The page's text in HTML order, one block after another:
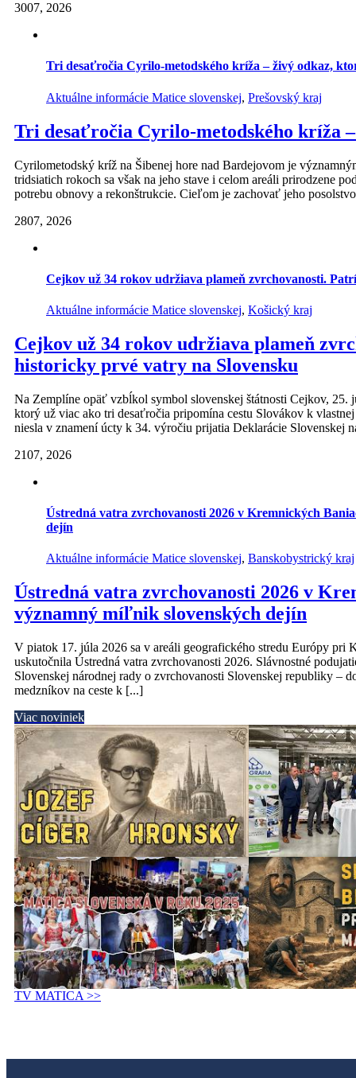
3007, 2026
Tri desaťročia Cyrilo-metodského kríža – živý odkaz,
Aktuálne informácie Matice slovenskej, Prešovský kraj
Tri desaťročia Cyrilo-metodského kríža
Cyrilometodský kríž na Šibenej hore nad Bardejovom je
tridsiatich rokoch sa však na jeho stave i celom areáli prirodzene
potrebu obnovy a rekonštrukcie. Cieľom je zachovať jeho
2807, 2026
Cejkov už 34 rokov udržiava plameň zvrchovanosti.
Aktuálne informácie Matice slovenskej, Košický kraj
Cejkov už 34 rokov udržiava plameň
historicky prvé vatry na Slovensku
Na Zemplíne opäť vzbĺkol symbol slovenskej štátnosti Cejkov,
ktorý už viac ako tri desaťročia pripomína cestu Slovákov k
niesla v znamení úcty k 34. výročiu prijatia Deklarácie Slovenskej
2107, 2026
Ústredná vatra zvrchovanosti 2026 v Kremnických
dejín
Aktuálne informácie Matice slovenskej, Banskobystrický kraj
Ústredná vatra zvrchovanosti 2026 v
významný míľnik slovenských dejín
V piatok 17. júla 2026 sa v areáli geografického stredu Európy pri
uskutočnila Ústredná vatra zvrchovanosti 2026. Slávnostné
Slovenskej národnej rady o zvrchovanosti Slovenskej republiky –
medzníkov na ceste k [...]
Viac noviniek
TV MATICA >>